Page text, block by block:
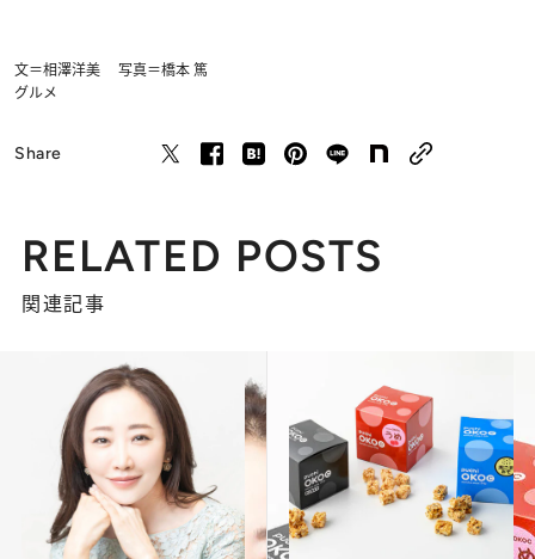
文＝相澤洋美 写真＝橋本 篤
グルメ
Share
RELATED POSTS
関連記事